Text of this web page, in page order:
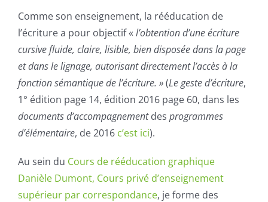
Comme son enseignement, la rééducation de
l’écriture a pour objectif « l’obtention d’une écriture
cursive fluide, claire, lisible, bien disposée dans la page
et dans le lignage, autorisant directement l’accès à la
fonction sémantique de l’écriture. »(Le geste d’écriture,
1° édition page 14, édition 2016 page 60, dans les
documents d’accompagnementdes programmes
d’élémentaire, de 2016 c’est ici).
Au sein du Cours de rééducation graphique
Danièle Dumont, Cours privé d’enseignement
supérieur par correspondance, je forme des